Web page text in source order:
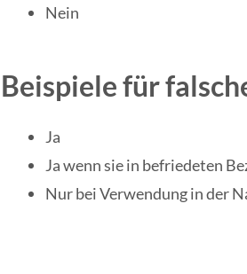
Nein
Beispiele für
Ja
Ja wenn sie in befriedeten
Nur bei Verwendung in der